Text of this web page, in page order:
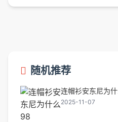
价值、历史语境三个维度
随机推荐
连帽衫安东尼为
2025-11-07